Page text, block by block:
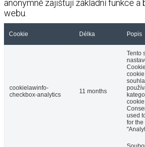
anonymně zajišťují základní funkce
webu.
Cookie Délka Popis
cookielawinfo-
checkbox-analytics
11 months
Tento
used
for